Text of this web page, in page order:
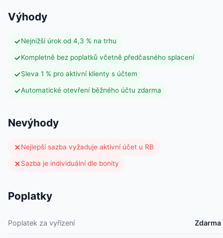
Výhody
Nejnižší úrok od 4,3 % na trhu
Kompletně bez poplatků včetně předčasného splacení
Sleva 1 % pro aktivní klienty s účtem
Automatické otevření běžného účtu zdarma
Nevýhody
Nejlepší sazba vyžaduje aktivní účet u RB
Sazba je individuální dle bonity
Poplatky
Poplatek za vyřízení Zdarma